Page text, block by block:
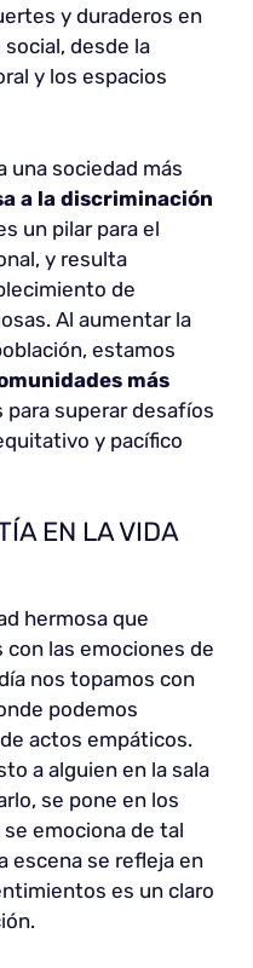
y duraderos en
desde la
y los espacios
una sociedad más
a la discriminación
un pilar para el
y resulta
de
Al aumentar la
estamos
más
superar desafíos
y pacífico
EN LA VIDA
hermosa que
las emociones de
nos topamos con
podemos
actos empáticos.
a alguien en la sala
se pone en los
emociona de tal
escena se refleja en
es un claro